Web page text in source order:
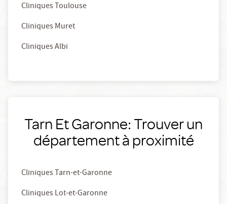
Cliniques Toulouse
Cliniques Muret
Cliniques Albi
Tarn Et Garonne: Trouver un
département à proximité
Cliniques Tarn-et-Garonne
Cliniques Lot-et-Garonne